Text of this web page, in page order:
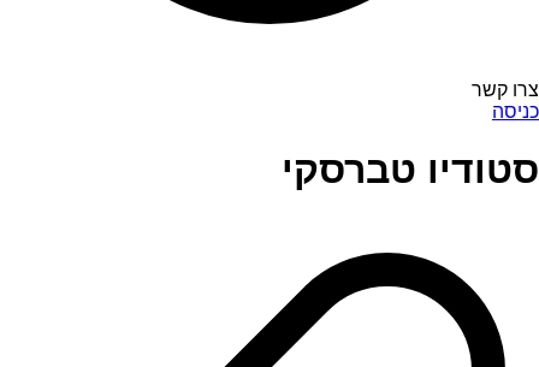
צרו קשר
כניסה
סטודיו טברסקי